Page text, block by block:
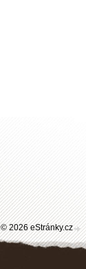
© 2026 eStránky.cz